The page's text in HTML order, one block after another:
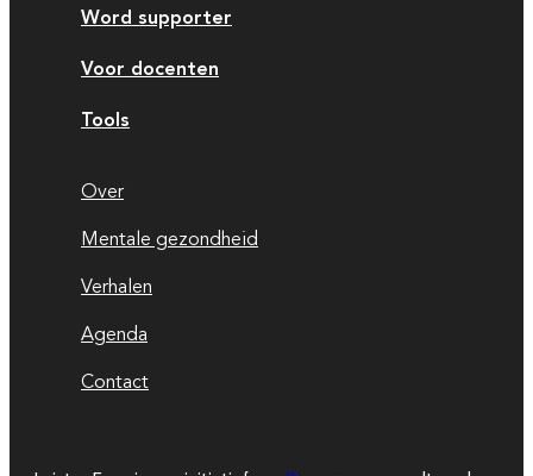
Word supporter
Voor docenten
Tools
Over
Mentale gezondheid
Verhalen
Agenda
Contact